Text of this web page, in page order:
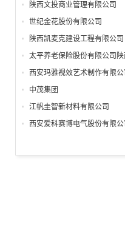
陕西文投商业管理有限公司
世纪金花股份有限公司
陕西凯麦克建设工程有限公司
太平养老保险股份有限公司陕
分公司
西安玛雅视效艺术制作有限公
中茂集团
江帆圭智新材料有限公司
西安爱科赛博电气股份有限公